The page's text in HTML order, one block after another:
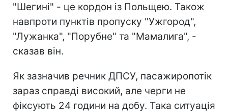
"Шегині" - це кордон із Польщею. Також
навпроти пунктів пропуску "Ужгород",
"Лужанка", "Порубне" та "Мамалига", -
сказав він.
Як зазначив речник ДПСУ, пасажиропотік
зараз справді високий, але черги не
фіксують 24 години на добу. Така ситуація